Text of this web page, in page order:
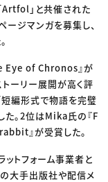
Artfol」と共催された
ージマンガを募集し、
Eye of Chronos』が
ーリー展開が高く評
編形式で物語を完璧
た。2位はMika氏の『F
』が受賞した。
トフォーム事業者と
大手出版社や配信メ